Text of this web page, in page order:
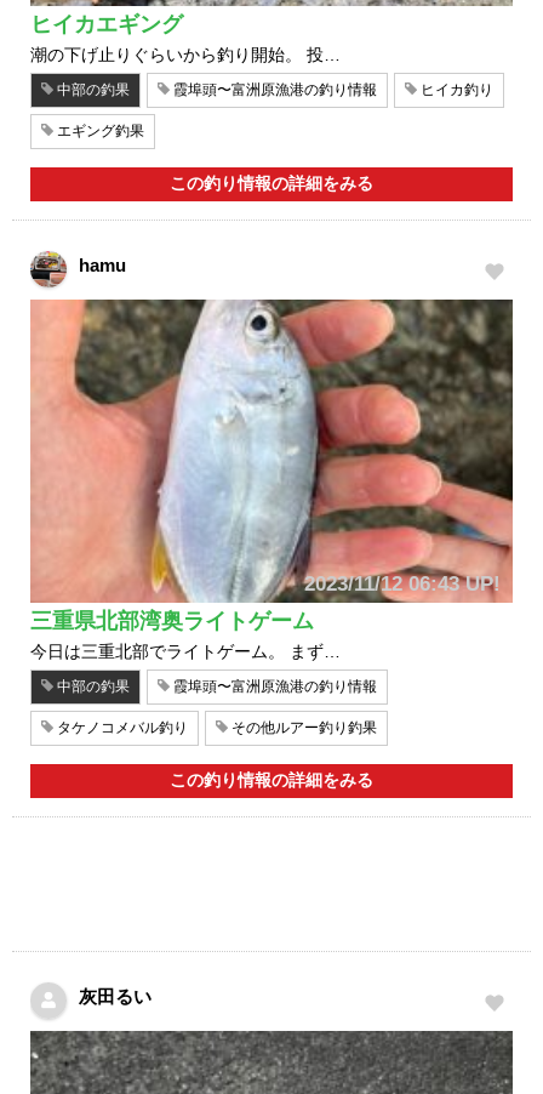
ヒイカエギング
潮の下げ止りぐらいから釣り開始。 投…
中部の釣果 霞埠頭〜富洲原漁港の釣り情報 ヒイカ釣り
エギング釣果
この釣り情報の詳細をみる
hamu
2023/11/12 06:43 UP!
三重県北部湾奥ライトゲーム
今日は三重北部でライトゲーム。 まず…
中部の釣果 霞埠頭〜富洲原漁港の釣り情報
タケノコメバル釣り その他ルアー釣り釣果
この釣り情報の詳細をみる
灰田るい